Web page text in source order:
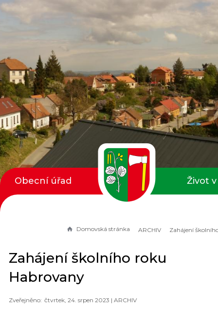
Domovská stránka ARCHIV
Zahájení školního roku
Habrovany
čtvrtek, 24. srpen 2023 | ARCHIV
Obecní úřad Život